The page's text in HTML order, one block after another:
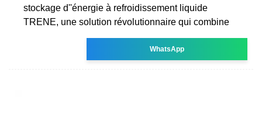
stockage d''énergie à refroidissement liquide
TRENE, une solution révolutionnaire qui combine
WhatsApp